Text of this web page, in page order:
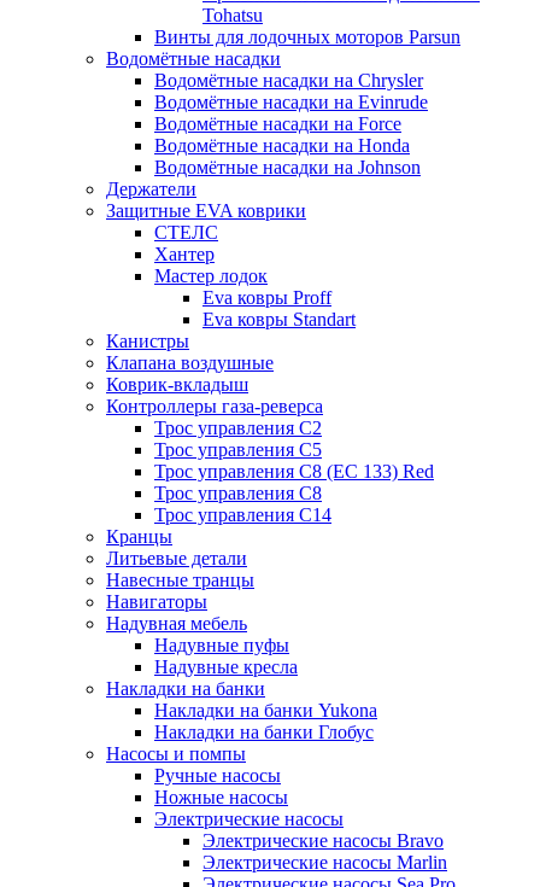
Tohatsu
Винты для лодочных моторов Parsun
Водомётные насадки
Водомётные насадки на Chrysler
Водомётные насадки на Evinrude
Водомётные насадки на Force
Водомётные насадки на Honda
Водомётные насадки на Johnson
Держатели
Защитные EVA коврики
СТЕЛС
Хантер
Мастер лодок
Eva ковры Proff
Eva ковры Standart
Канистры
Клапана воздушные
Коврик-вкладыш
Контроллеры газа-реверса
Трос управления C2
Трос управления C5
Трос управления C8 (ЕС 133) Red
Трос управления C8
Трос управления C14
Кранцы
Литьевые детали
Навесные транцы
Навигаторы
Надувная мебель
Надувные пуфы
Надувные кресла
Накладки на банки
Накладки на банки Yukona
Накладки на банки Глобус
Насосы и помпы
Ручные насосы
Ножные насосы
Электрические насосы
Электрические насосы Bravo
Электрические насосы Marlin